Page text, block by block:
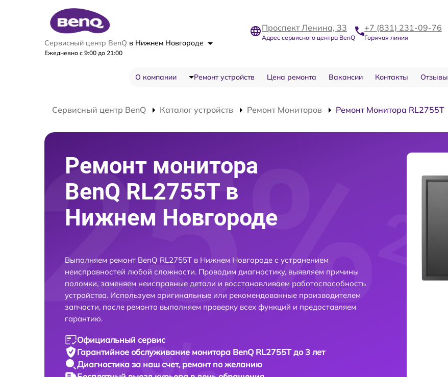
Сервисный центр BenQ в Нижнем Новгороде
Ежедневно с 9:00 до 21:00
Проспект Ленина, 33
Адрес сервисного центра BenQ
+7 (831) 231-09-76
Горячая линия
О компании Ремонт устройств Цена ремонта Вакансии Контакты Отзывы
Сервисный центр BenQ Каталог устройств Ремонт Мониторов Ремонт Монитора RL2755T
Ремонт монитора
BenQ RL2755T в
Нижнем Новгороде
Выполняем ремонт BenQ RL2755T в Нижнем Новгороде с устранением
неисправностей любой сложности. Проводим диагностику, выявляем причины
поломки, заменяем неисправные детали и восстанавливаем работоспособность
устройства. Используем оригинальные или рекомендованные производителем
запчасти, после ремонта выполняем проверку всех функций и предоставляем
гарантию.
Официальный сервис
Гарантийное обслуживание монитора BenQ RL2755T до 3 лет
Диагностика за наш счет, ремонт по желанию